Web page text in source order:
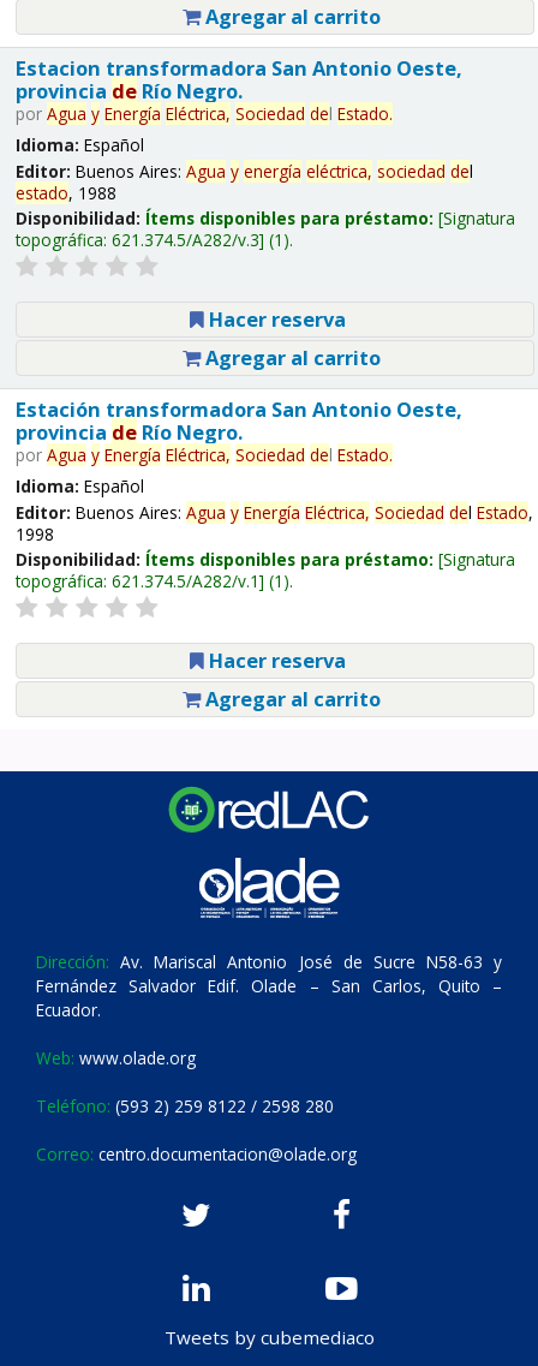
Agregar al carrito
Estacion transformadora San Antonio Oeste,
provincia deRío Negro.
por Agua y Energía Eléctrica, Sociedad del Estado.
Idioma: Español
Editor: Buenos Aires: Agua y energía eléctrica, sociedad del
estado, 1988
Disponibilidad: Ítems disponibles para préstamo: Signatura
topográfica: 621.374.5/A282/v.3 (1).
Hacer reserva
Agregar al carrito
Estación transformadora San Antonio Oeste,
provincia deRío Negro.
por Agua y Energía Eléctrica, Sociedad del Estado.
Idioma: Español
Editor: Buenos Aires: Agua y Energía Eléctrica, Sociedad del Estado,
1998
Disponibilidad: Ítems disponibles para préstamo: Signatura
topográfica: 621.374.5/A282/v.1 (1).
Hacer reserva
Agregar al carrito
Dirección: Av. Mariscal Antonio José de Sucre N58-63 y
Fernández Salvador Edif. Olade – San Carlos, Quito –
Ecuador.
Web: www.olade.org
Teléfono: (593 2) 259 8122 / 2598 280
Correo: centro.documentacion@olade.org
Tweets by cubemediaco